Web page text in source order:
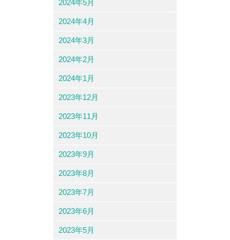
2024年5月
2024年4月
2024年3月
2024年2月
2024年1月
2023年12月
2023年11月
2023年10月
2023年9月
2023年8月
2023年7月
2023年6月
2023年5月